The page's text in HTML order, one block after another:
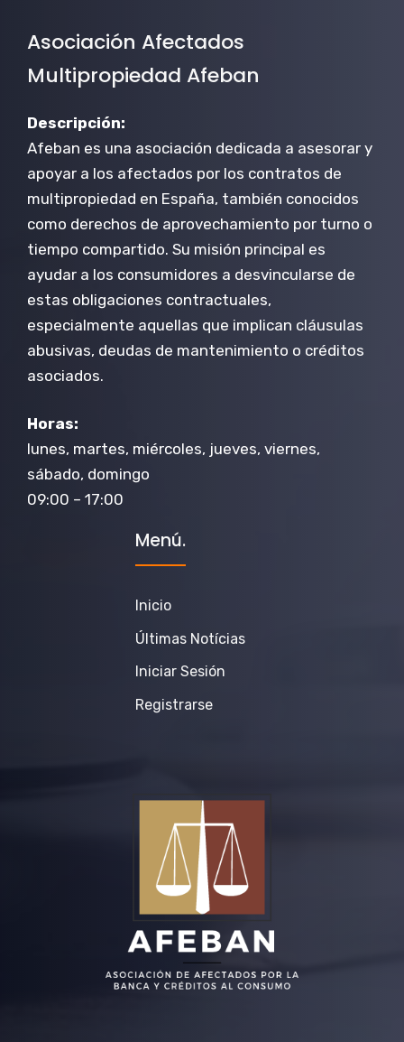
Asociación Afectados
Multipropiedad Afeban
Descripción:
Afeban es una asociación dedicada a asesorar y
apoyar a los afectados por los contratos de
multipropiedad en España, también conocidos
como derechos de aprovechamiento por turno o
tiempo compartido. Su misión principal es
ayudar a los consumidores a desvincularse de
estas obligaciones contractuales,
especialmente aquellas que implican cláusulas
abusivas, deudas de mantenimiento o créditos
asociados.
Horas:
lunes, martes, miércoles, jueves, viernes,
sábado, domingo
09:00 – 17:00
Menú.
Inicio
Últimas Notícias
Iniciar Sesión
Registrarse